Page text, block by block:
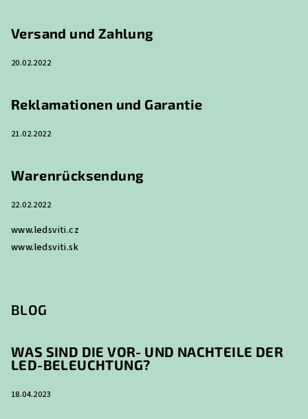
Versand und Zahlung
20.02.2022
Reklamationen und Garantie
21.02.2022
Warenrücksendung
22.02.2022
www.ledsviti.cz
www.ledsviti.sk
BLOG
WAS SIND DIE VOR- UND NACHTEILE DER
LED-BELEUCHTUNG?
18.04.2023